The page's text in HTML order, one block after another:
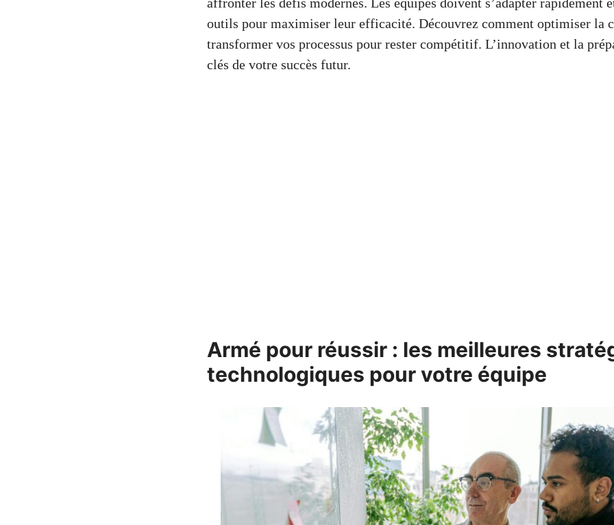
outils pour maximiser leur efficacité. Découvrez comment optimiser la
transformer vos processus pour rester compétitif. L’innovation et la
clés de votre succès futur.
Armé pour réussir : les meilleures
technologiques pour votre équipe